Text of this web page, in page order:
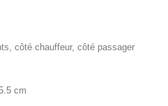
côté chauffeur, côté passager
cm